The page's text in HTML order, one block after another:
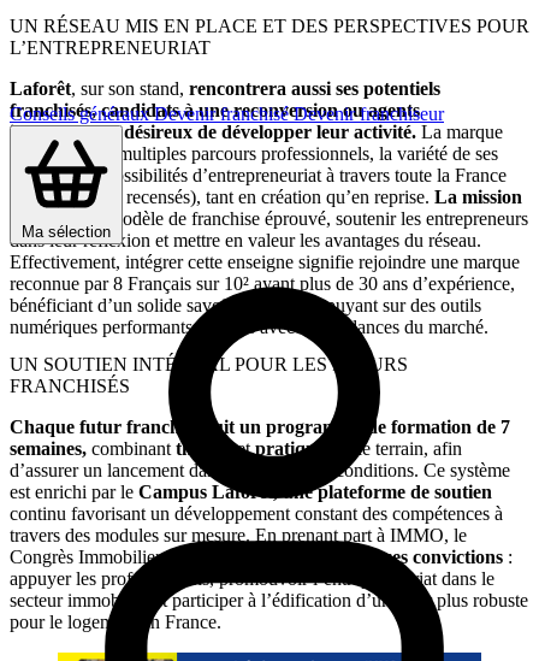
Conseils générauxDevenir franchiséDevenir franchiseur
Ma sélection
UN RÉSEAU MIS EN PLACE ET DES PERSPECTIVES POUR
L’ENTREPRENEURIAT
Laforêt, sur son stand, rencontrera aussi ses potentiels
franchisés, candidats à une reconversion ou agents
indépendants désireux de développer leur activité. La marque
soulignera les multiples parcours professionnels, la variété de ses
postes et les possibilités d’entrepreneuriat à travers toute la France
(avec 380 sites recensés), tant en création qu’en reprise. La mission
exposer un modèle de franchise éprouvé, soutenir les entrepreneurs
dans leur réflexion et mettre en valeur les avantages du réseau.
Effectivement, intégrer cette enseigne signifie rejoindre une marque
reconnue par 8 Français sur 10² ayant plus de 30 ans d’expérience,
bénéficiant d’un solide savoir-faire et s’appuyant sur des outils
numériques performants, alignés avec les tendances du marché.
UN SOUTIEN INTÉGRAL POUR LES FUTURS
FRANCHISÉS
Chaque futur franchisé suit un programme de formation de 7
semaines, combinant théorie etpratique
sur le terrain, afin
d’assurer un lancement dans les meilleures conditions. Ce système
est enrichi par le Campus Laforêt,
une plateforme de soutien
continu favorisant un développement constant des compétences à
travers des modules sur mesure. En prenant part à IMMO, le
Congrès Immobilier FNAIM,
réaffirme ses convictions :
appuyer les professionnels, promouvoir l’entrepreneuriat dans le
secteur immobilier et participer à l’édification d’un futur plus robuste
pour le logement en France.